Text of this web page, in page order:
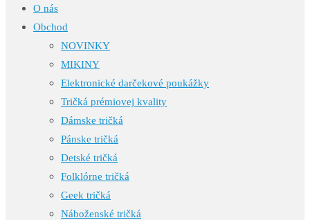
O nás
Obchod
NOVINKY
MIKINY
Elektronické darčekové poukážky
Tričká prémiovej kvality
Dámske tričká
Pánske tričká
Detské tričká
Folklórne tričká
Geek tričká
Náboženské tričká